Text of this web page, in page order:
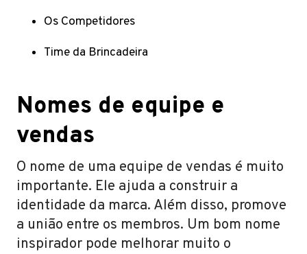
Os Competidores
Time da Brincadeira
Nomes de equipe e
vendas
O nome de uma equipe de vendas é muito
importante. Ele ajuda a construir a
identidade da marca. Além disso, promove
a união entre os membros. Um bom nome
inspirador pode melhorar muito o